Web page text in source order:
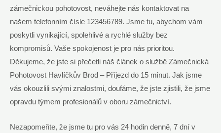
zámečnickou pohotovost, neváhejte nás kontaktovat na
našem telefonním čísle 123456789. Jsme tu, abychom vám
poskytli vynikající, spolehlivé a rychlé služby bez
kompromisů. Vaše spokojenost je pro nás prioritou.
Děkujeme, že jste si přečetli náš článek o službě Zámečnická
Pohotovost Havlíčkův Brod – Příjezd do 15 minut. Jak jsme
vás okouzlili svými znalostmi, doufáme, že jste zjistili, že jsme
opravdu týmem profesionálů v oboru zámečnictví.
Nezapomeňte, že jsme tu pro vás 24 hodin denně, 7 dní v